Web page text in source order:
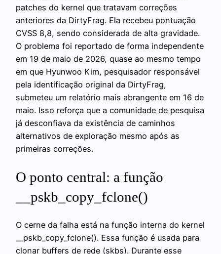
patches do kernel que tratavam correções
anteriores da DirtyFrag. Ela recebeu pontuação
CVSS 8,8, sendo considerada de alta gravidade.
O problema foi reportado de forma independente
em 19 de maio de 2026, quase ao mesmo tempo
em que Hyunwoo Kim, pesquisador responsável
pela identificação original da DirtyFrag,
submeteu um relatório mais abrangente em 16 de
maio. Isso reforça que a comunidade de pesquisa
já desconfiava da existência de caminhos
alternativos de exploração mesmo após as
primeiras correções.
O ponto central: a função
__pskb_copy_fclone()
O cerne da falha está na função interna do kernel
__pskb_copy_fclone(). Essa função é usada para
clonar buffers de rede (skbs). Durante esse